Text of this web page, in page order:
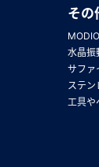
その
水晶振
サファ
ステン
工具や